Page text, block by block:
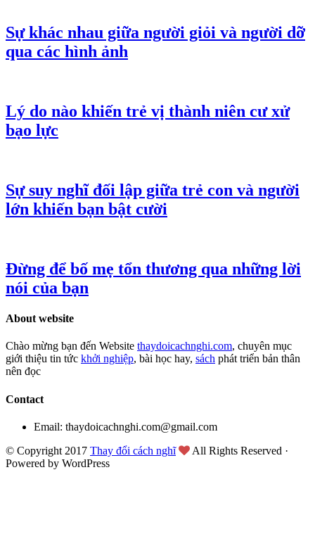
Sự khác nhau giữa người giỏi và người dỡ
qua các hình ảnh
Lý do nào khiến trẻ vị thành niên cư xử
bạo lực
Sự suy nghĩ đối lập giữa trẻ con và người
lớn khiến bạn bật cười
Đừng để bố mẹ tổn thương qua những lời
nói của bạn
About website
Chào mừng bạn đến Website thaydoicachnghi.com, chuyên mục
giới thiệu tin tức khởi nghiệp, bài học hay, sách phát triển bản thân
nên đọc
Contact
Email: thaydoicachnghi.com@gmail.com
© Copyright 2017 Thay đổi cách nghĩ
All Rights Reserved ·
Powered by WordPress